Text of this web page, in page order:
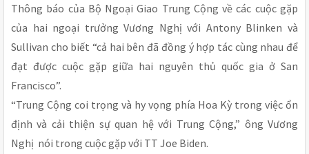
Thông báo của Bộ Ngoại Giao Trung Cộng về các cuộc gặp
của hai ngoại trưởng Vương Nghị với Antony Blinken và
Sullivan cho biết “cả hai bên đã đồng ý hợp tác cùng nhau để
đạt được cuộc gặp giữa hai nguyên thủ quốc gia ở San
Francisco”.
“Trung Cộng coi trọng và hy vọng phía Hoa Kỳ trong việc ổn
định và cải thiện sự quan hệ với Trung Cộng,” ông Vương
Nghị nói trong cuộc gặp với TT Joe Biden.